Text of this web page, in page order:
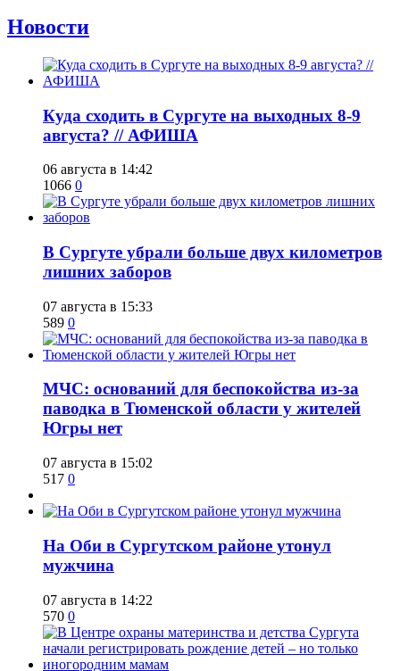
Новости
​Куда сходить в Сургуте на выходных 8-9
августа? // АФИША
06 августа в 14:42
1066 0
​В Сургуте убрали больше двух километров
лишних заборов
07 августа в 15:33
589 0
​МЧС: оснований для беспокойства из-за
паводка в Тюменской области у жителей
Югры нет
07 августа в 15:02
517 0
​На Оби в Сургутском районе утонул
мужчина
07 августа в 14:22
570 0